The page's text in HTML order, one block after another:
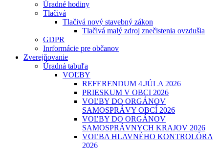
Úradné hodiny
Tlačivá
Tlačivá nový stavebný zákon
Tlačivá malý zdroj znečistenia ovzdušia
GDPR
Inrformácie pre občanov
Zverejňovanie
Úradná tabuľa
VOĽBY
REFERENDUM 4.JÚLA 2026
PRIESKUM V OBCI 2026
VOĽBY DO ORGÁNOV
SAMOSPRÁVY OBCÍ 2026
VOĽBY DO ORGÁNOV
SAMOSPRÁVNYCH KRAJOV 2026
VOĽBA HLAVNÉHO KONTROLÓRA
2026